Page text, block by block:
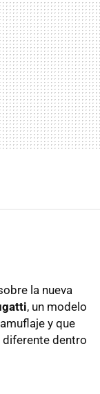
la nueva
, un modelo
y que
dentro